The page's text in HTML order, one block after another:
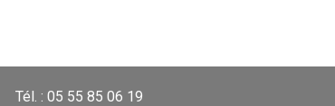
Tél. : 05 55 85 06 19